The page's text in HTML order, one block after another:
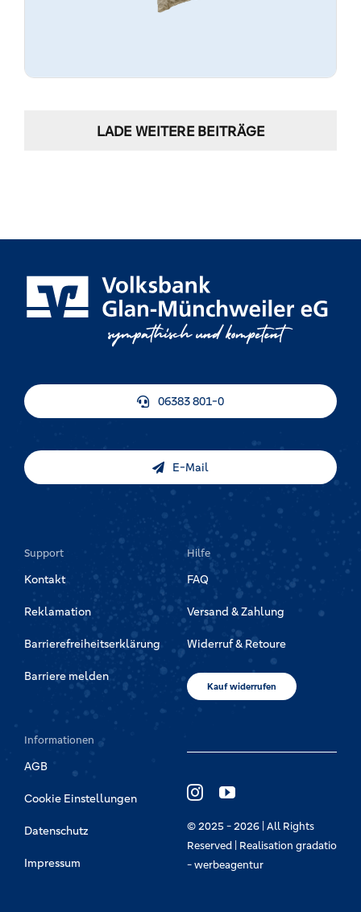
LADE WEITERE BEITRÄGE
06383 801-0
E-Mail
Support
Kontakt
Reklamation
Barrierefreiheitserklärung
Barriere melden
Hilfe
FAQ
Versand & Zahlung
Widerruf & Retoure
Kauf widerrufen
Informationen
AGB
Cookie Einstellungen
Datenschutz
Impressum
© 2025 - 2026 | All Rights
Reserved | Realisation gradatio
- werbeagentur